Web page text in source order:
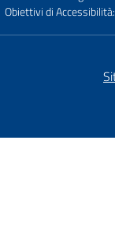
Obiettivi di Accessibilità: